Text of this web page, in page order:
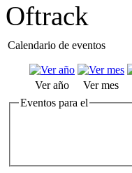
Oftrack
Calendario de eventos
Ver año Ver mes
Eventos para el